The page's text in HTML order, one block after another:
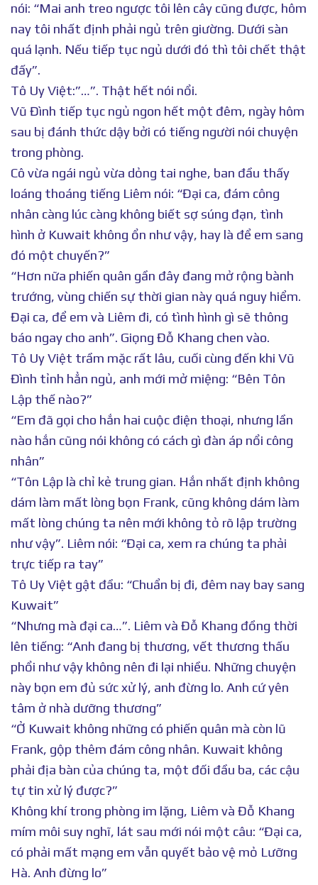
nói: “Mai anh treo ngược tôi lên cây cũng được, hôm
nay tôi nhất định phải ngủ trên giường. Dưới sàn
quá lạnh. Nếu tiếp tục ngủ dưới đó thì tôi chết thật
đấy”.
Tô Uy Việt:”…”. Thật hết nói nổi.
Vũ Đình tiếp tục ngủ ngon hết một đêm, ngày hôm
sau bị đánh thức dậy bởi có tiếng người nói chuyện
trong phòng.
Cô vừa ngái ngủ vừa dỏng tai nghe, ban đầu thấy
loáng thoáng tiếng Liêm nói: “Đại ca, đám công
nhân càng lúc càng không biết sợ súng đạn, tình
hình ở Kuwait không ổn như vậy, hay là để em sang
đó một chuyến?”
“Hơn nữa phiến quân gần đây đang mở rộng bành
trướng, vùng chiến sự thời gian này quá nguy hiểm.
Đại ca, để em và Liêm đi, có tình hình gì sẽ thông
báo ngay cho anh”. Giọng Đỗ Khang chen vào.
Tô Uy Việt trầm mặc rất lâu, cuối cùng đến khi Vũ
Đình tỉnh hẳn ngủ, anh mới mở miệng: “Bên Tôn
Lập thế nào?”
“Em đã gọi cho hắn hai cuộc điện thoại, nhưng lần
nào hắn cũng nói không có cách gì đàn áp nổi công
nhân”
“Tôn Lập là chỉ kẻ trung gian. Hắn nhất định không
dám làm mất lòng bọn Frank, cũng không dám làm
mất lòng chúng ta nên mới không tỏ rõ lập trường
như vậy”. Liêm nói: “Đại ca, xem ra chúng ta phải
trực tiếp ra tay”
Tô Uy Việt gật đầu: “Chuẩn bị đi, đêm nay bay sang
Kuwait”
“Nhưng mà đại ca…”. Liêm và Đỗ Khang đồng thời
lên tiếng: “Anh đang bị thương, vết thương thấu
phổi như vậy không nên đi lại nhiều. Những chuyện
này bọn em đủ sức xử lý, anh đừng lo. Anh cứ yên
tâm ở nhà dưỡng thương”
“Ở Kuwait không những có phiến quân mà còn lũ
Frank, gộp thêm đám công nhân. Kuwait không
phải địa bàn của chúng ta, một đối đầu ba, các cậu
tự tin xử lý được?”
Không khí trong phòng im lặng, Liêm và Đỗ Khang
mím môi suy nghĩ, lát sau mới nói một câu: “Đại ca,
có phải mất mạng em vẫn quyết bảo vệ mỏ Lưỡng
Hà. Anh đừng lo”